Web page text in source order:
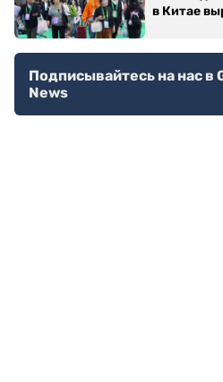
в Китае
Подписывайтесь на нас в
News